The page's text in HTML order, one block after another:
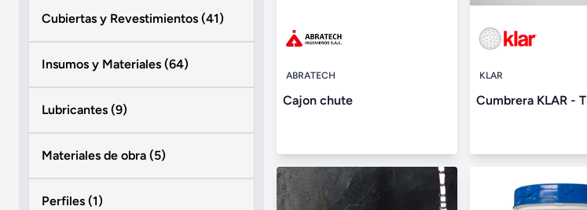
Cubiertas y Revestimientos (41)
Insumos y Materiales (64)
Lubricantes (9)
Materiales de obra (5)
Perfiles (1)
ABRATECH
Cajon chute
KLAR
Cumbrera KLAR -